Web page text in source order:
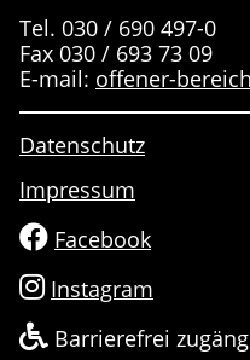
Tel. 030 / 690 497-0
Fax 030 / 693 73 09
E-mail: offener-
Datenschutz
Impressum
Facebook
Instagram
Barrierefrei